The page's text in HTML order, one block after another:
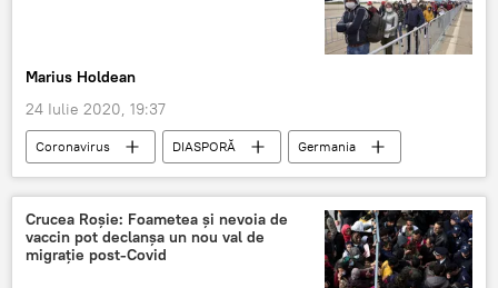
Marius Holdean
24 Iulie 2020, 19:37
Coronavirus DIASPORĂ
Germania
Români
Crucea Roşie: Foametea și nevoia de
vaccin pot declanșa un nou val de
migrație post-Covid